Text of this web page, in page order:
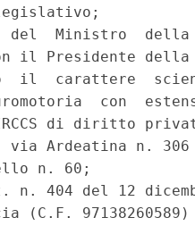
del  Ministro
il Presidente della
il  carattere
con
di diritto
via Ardeatina n.
n. 60;
n. 404 del 12
(C.F.